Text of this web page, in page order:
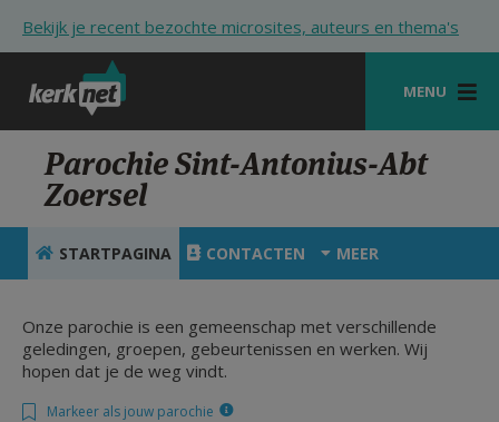
Bekijk je recent bezochte microsites, auteurs en thema's
MENU
STARTPAGINA
KERK
VIERINGEN
ZOEKEN
HULP
Parochie Sint-Antonius-Abt
Zoersel
STARTPAGINA CONTACTEN MEER
Onze parochie is een gemeenschap met verschillende
geledingen, groepen, gebeurtenissen en werken. Wij
hopen dat je de weg vindt.
Markeer als jouw parochie